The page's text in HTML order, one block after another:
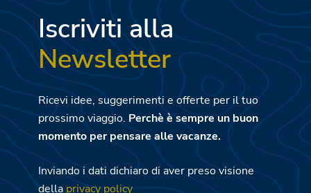
Iscriviti alla
Newsletter
Ricevi idee, suggerimenti e offerte per il tuo
prossimo viaggio. Perchè è sempre un buon
momento per pensare alle vacanze.
Inviando i dati dichiaro di aver preso visione
della privacy policy